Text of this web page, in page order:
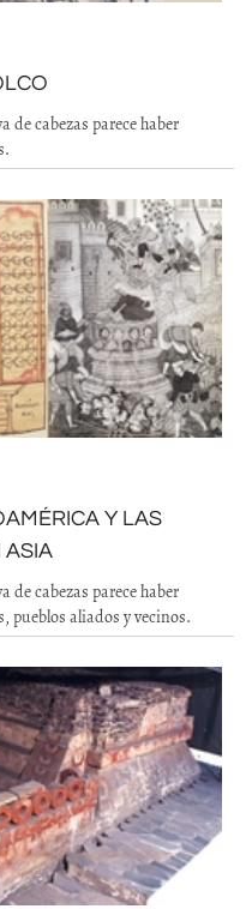
de cabezas parece haber
Y LAS
ASIA
de cabezas parece haber
pueblos aliados y vecinos.